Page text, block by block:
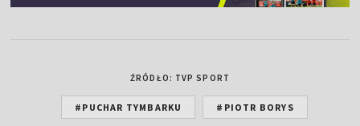
ŹRÓDŁO: TVP SPORT
#PUCHAR TYMBARKU #PIOTR BORYS